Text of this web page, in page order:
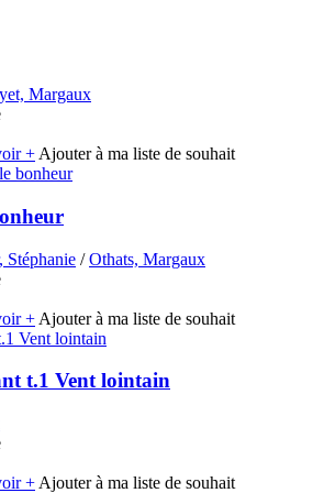
Margaux
+ Ajouter à ma liste de souhait
Stéphanie /Othats, Margaux
+ Ajouter à ma liste de souhait
t.1 Vent lointain
+ Ajouter à ma liste de souhait